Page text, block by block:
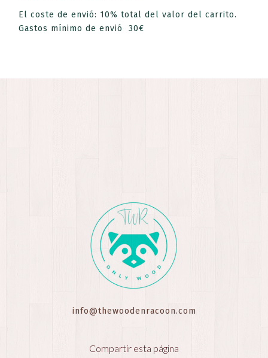
El coste de envió: 10% total del valor del carrito.
Gastos mínimo de envió 30€
info@thewoodenracoon.com
Compartir esta página